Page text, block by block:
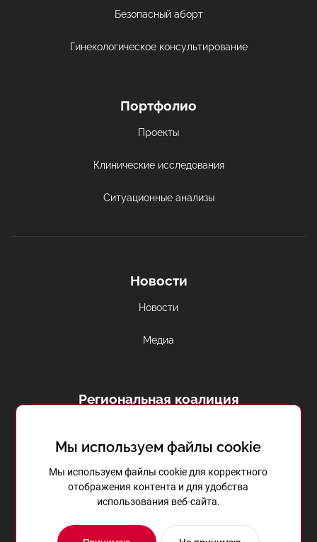
Безопасный аборт
Гинекологическое консультирование
Портфолио
Проекты
Клинические исследования
Ситуационные анализы
Новости
Новости
Медиа
Региональная коалиция
Репродуктивное здоровье в
Приднестровье
Мы используем файлы cookie
Мы используем файлы cookie для корректного
отображения контента и для удобства
использования веб-сайта.